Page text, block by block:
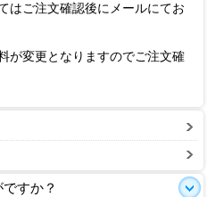
はご注文確認後にメールにてお
が変更となりますのでご注文確
すか？